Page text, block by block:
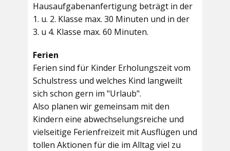
Hausaufgabenanfertigung beträgt in der
1. u. 2. Klasse max. 30 Minuten und in der
3. u 4. Klasse max. 60 Minuten.
Ferien
Ferien sind für Kinder Erholungszeit vom
Schulstress und welches Kind langweilt
sich schon gern im "Urlaub".
Also planen wir gemeinsam mit den
Kindern eine abwechselungsreiche und
vielseitige Ferienfreizeit mit Ausflügen und
tollen Aktionen für die im Alltag viel zu